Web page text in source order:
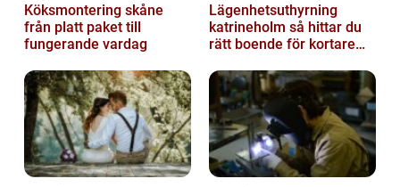
Köksmontering skåne
från platt paket till
fungerande vardag
Lägenhetsuthyrning
katrineholm så hittar du
rätt boende för kortare